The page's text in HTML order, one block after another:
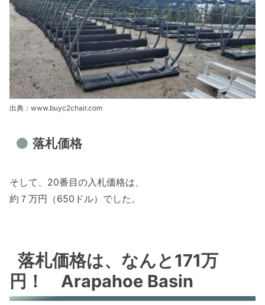
出典：www.buyc2chair.com
落札価格
そして、20番目の入札価格は、
約７万円（650ドル）でした。
落札価格は、なんと171万
円！ Arapahoe Basin